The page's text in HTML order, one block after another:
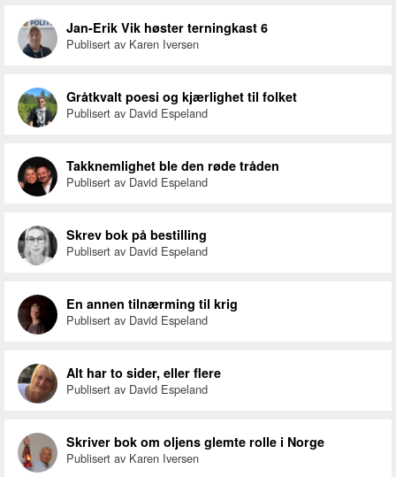
Jan-Erik Vik høster terningkast 6
Publisert av Karen Iversen
Gråtkvalt poesi og kjærlighet til folket
Publisert av David Espeland
Takknemlighet ble den røde tråden
Publisert av David Espeland
Skrev bok på bestilling
Publisert av David Espeland
En annen tilnærming til krig
Publisert av David Espeland
Alt har to sider, eller flere
Publisert av David Espeland
Skriver bok om oljens glemte rolle i Norge
Publisert av Karen Iversen